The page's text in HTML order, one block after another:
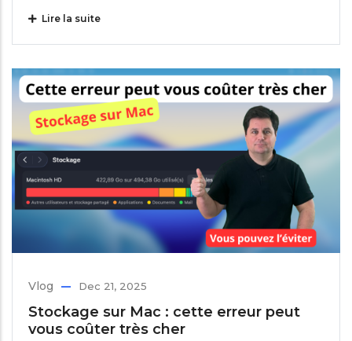
Lire la suite
Vlog Dec 21, 2025
Stockage sur Mac : cette erreur peut
vous coûter très cher